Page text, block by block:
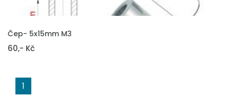
VLOŽIT DO KOŠÍKU
Čep- 5x15mm M3
60,- Kč
1